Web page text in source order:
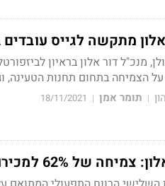
מתקשה לגייס
הצמיחה בתחום תחנות הטעינה,
| תומר אמן |
18/11/2021
של 62% למכירות נטו של 1.3 מיליארד ש'